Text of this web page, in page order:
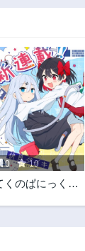
第9.1話
2年前
第8.1話
2年前
第7.3話
2年前
第7.15話
2年前
第7話
0 10
くのぱにっくゆ